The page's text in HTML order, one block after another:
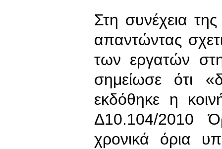
Στη συνέχεια
απαντώντας
των εργατών
σημείωσε ότι
εκδόθηκε η
Δ10.104/2010
χρονικά όρια